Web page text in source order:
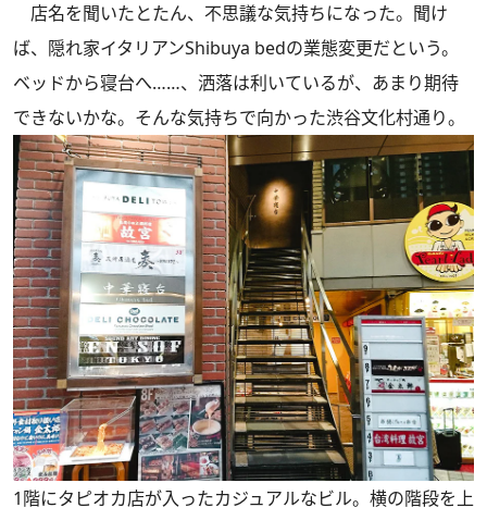
店名を聞いたとたん、不思議な気持ちになった。聞け
ば、隠れ家イタリアンShibuya bedの業態変更だという。
ベッドから寝台へ……、洒落は利いているが、あまり期待
できないかな。そんな気持ちで向かった渋谷文化村通り。
1階にタピオカ店が入ったカジュアルなビル。横の階段を上